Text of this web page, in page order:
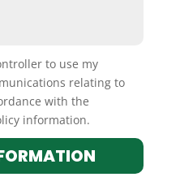
to use my
relating to
with the
information.